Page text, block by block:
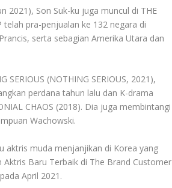
2021), Son Suk-ku juga muncul di THE
telah pra-penjualan ke 132 negara di
serta sebagian Amerika Utara dan
(NOTHING SERIOUS, 2021),
perdana tahun lalu dan K-drama
CHAOS (2018). Dia juga membintangi
Wachowski.
aktris muda menjanjikan di Korea yang
Aktris Baru Terbaik di The Brand Customer
April 2021.